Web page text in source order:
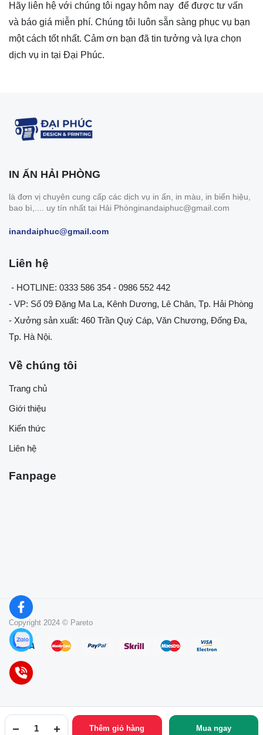
Thêm giỏ hàng Mua ngay
Hãy liên hệ với chúng tôi ngay hôm nay để được tư vấn
và báo giá miễn phí. Chúng tôi luôn sẵn sàng phục vụ bạn
một cách tốt nhất. Cảm ơn bạn đã tin tưởng và lựa chọn
dịch vụ in tại Đại Phúc.
IN ẤN HẢI PHÒNG
là đơn vị chuyên cung cấp các dịch vụ in ấn, in màu, in biển hiệu,
bao bì,.... uy tín nhất tại Hải Phònginandaiphuc@gmail.com
inandaiphuc@gmail.com
Liên hệ
- HOTLINE: 0333 586 354 - 0986 552 442
- VP: Số 09 Đặng Ma La, Kênh Dương, Lê Chân, Tp. Hải Phòng
- Xưởng sản xuất: 460 Trần Quý Cáp, Văn Chương, Đống Đa,
Tp. Hà Nội.
Về chúng tôi
Trang chủ
Giới thiệu
Kiến thức
Liên hệ
Fanpage
Copyright 2024 © Pareto